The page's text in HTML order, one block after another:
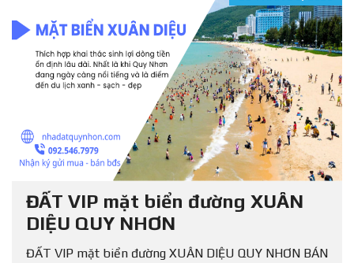
ĐẤT VIP mặt biển đường XUÂN
DIỆU QUY NHƠN
ĐẤT VIP mặt biển đường XUÂN DIỆU QUY NHƠN BÁN